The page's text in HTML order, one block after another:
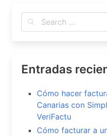
Entradas
Cómo hacer
Canarias con
VeriFactu
Cómo facturar a